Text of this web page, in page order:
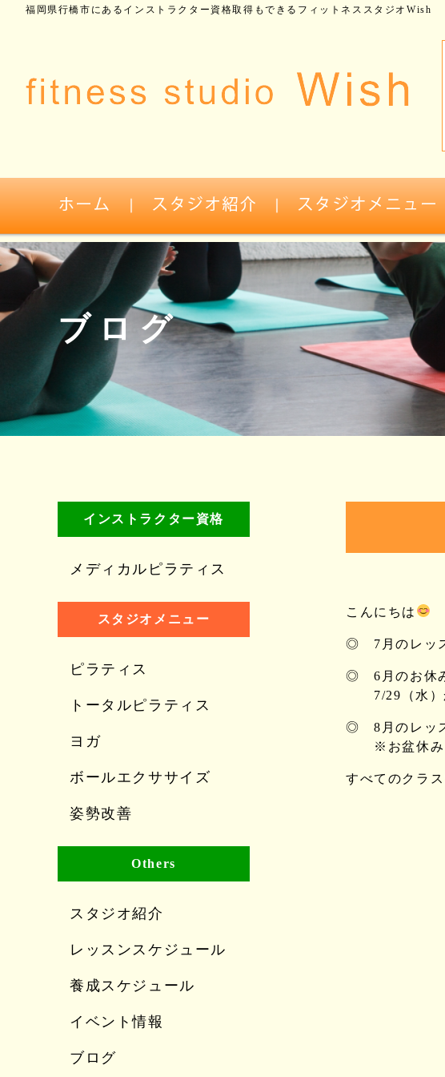
福岡県行橋市にあるインストラクター資格取得もできるフィットネススタジオWish
ブログ
インストラクター資格
メディカルピラティス
スタジオメニュー
ピラティス
トータルピラティス
ヨガ
ボールエクササイズ
姿勢改善
Others
スタジオ紹介
レッスンスケジュール
養成スケジュール
イベント情報
ブログ
こんにちは
◎ 7月のレッ
◎ 6月のお休み
7/29（水）か
◎ 8月のレッ
※お盆休み
すべてのクラ